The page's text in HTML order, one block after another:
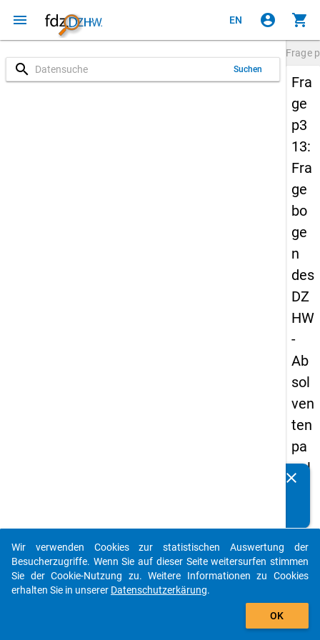
menu EN account_circle shopping_cart
search Suchen
Frage
Fra
ge
p3
13:
Fra
ge
bo
ge
n
des
DZ
HW
-
Ab
sol
ven
ten
pa
nel
09
-
drit
clear
auto_stories
add_shopping_cart
Wir verwenden Cookies zur statistischen Auswertung der
Besucherzugriffe. Wenn Sie auf dieser Seite weitersurfen stimmen
Sie der Cookie-Nutzung zu. Weitere Informationen zu Cookies
erhalten Sie in unserer Datenschutzerkärung.
OK